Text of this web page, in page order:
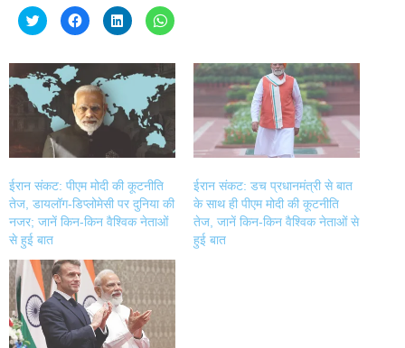
Click
to
share
Twitter
(Opens
in
new
window)
Click
to
share
Facebook
(Opens
in
new
window)
Click
to
share
LinkedIn
(Opens
in
window)
Click
to
WhatsApp
(Opens
in
ईरान संकट: पीएम मोदी की कूटनीति
तेज, डायलॉग-डिप्लोमेसी पर दुनिया की
नजर; जानें किन-किन वैश्विक नेताओं
से हुई बात
ईरान संकट: डच प्रधानमंत्री से बात
के साथ ही पीएम मोदी की कूटनीति
तेज, जानें किन-किन वैश्विक नेताओं से
हुई बात